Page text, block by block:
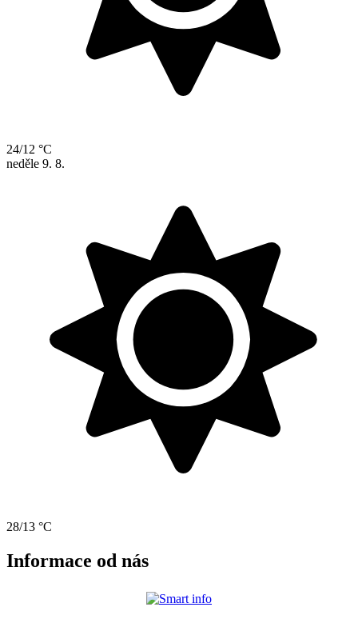
24/12 °C
neděle 9. 8.
28/13 °C
Informace od nás